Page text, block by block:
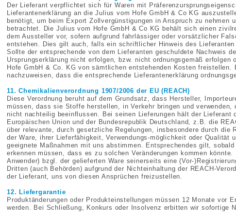
Der Lieferant verpflichtet sich für Waren mit
Lieferantenerklärung an die Julius vom Hofe GmbH & Co KG
benötigt, um beim Export Zollvergünstigungen in Anspruch zu
betrachtet. Die Julius vom Hofe GmbH & Co KG behält sich einen
dem Aussteller vor, sofern aufgrund fahrlässiger oder vorsätzlicher
entstehen. Dies gilt auch, falls ein schriftlicher Hinweis des
Sollte der entsprechende von dem Lieferanten geschuldete Nachweis
Ursprungserklärung nicht erfolgen, bzw. nicht ordnungsgemäß
Hofe GmbH & Co. KG von sämtlichen entstehenden Kosten
nachzuweisen, dass die entsprechende Lieferantenerklärung
11. Chemikalienverordnung 1907/2006 der EU (REACH)
Diese Verordnung beruht auf dem Grundsatz, dass Hersteller,
müssen, dass sie Stoffe herstellen, in Verkehr bringen und
nicht nachteilig beeinflussen. Bei seinen Lieferungen hält der Lieferant
Europäischen Union und der Bundesrepublik Deutschland, z.B. die
über relevante, durch gesetzliche Regelungen, insbesondere durch die
der Ware, ihrer Lieferfähigkeit, Verwendungs-möglichkeit oder Qualität
geeignete Maßnahmen mit uns abstimmen. Entsprechendes gilt,
erkennen müssen, dass es zu solchen Veränderungen kommen
Anwender) bzgl. der gelieferten Ware seinerseits eine (Vor-
Dritten (auch Behörden) aufgrund der Nichteinhaltung der REACH-
der Lieferant, uns von diesen Ansprüchen freizustellen.
12. Liefergarantie
Produktänderungen oder Produkteinstellungen müssen 12 Monate vor
werden. Bei Schließung, Konkurs oder Insolvenz erbitten wir sofortige